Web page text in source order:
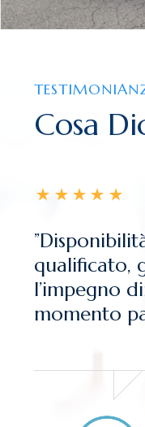
Cosa
qualificato,
l’impegno
momento